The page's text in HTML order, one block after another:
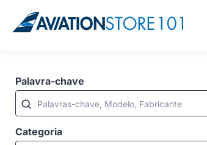
Palavra-chave
Palavras-chave, Modelo, Fabricante
Categoria